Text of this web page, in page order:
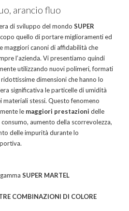
arancio fluo
di sviluppo del mondo SUPER
quello di portare miglioramenti ed
maggiori canoni di affidabilità che
l’azienda. Vi presentiamo quindi
utilizzando nuovi polimeri, formati
dimensioni che hanno lo
significativa le particelle di umidità
materiali stessi. Questo fenomeno
le maggiori prestazioni delle
aumento della scorrevolezza,
delle impurità durante lo
SUPER MARTEL
COMBINAZIONI DI COLORE